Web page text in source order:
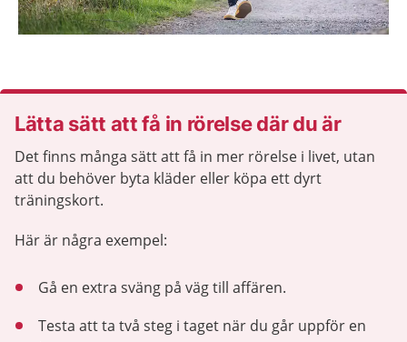
Lätta sätt att få in rörelse där du är
Det finns många sätt att få in mer rörelse i livet, utan
att du behöver byta kläder eller köpa ett dyrt
träningskort.
Här är några exempel:
Gå en extra sväng på väg till affären.
Testa att ta två steg i taget när du går uppför en